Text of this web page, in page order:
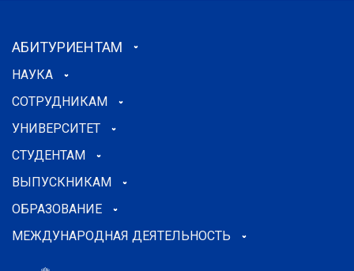
АБИТУРИЕНТАМ
НАУКА
СОТРУДНИКАМ
УНИВЕРСИТЕТ
СТУДЕНТАМ
ВЫПУСКНИКАМ
ОБРАЗОВАНИЕ
МЕЖДУНАРОДНАЯ ДЕЯТЕЛЬНОСТЬ